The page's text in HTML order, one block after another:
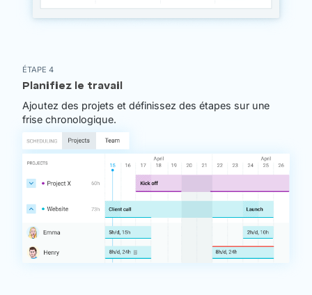
ÉTAPE 4
Planifiez le travail
Ajoutez des projets et définissez des étapes sur une
frise chronologique.